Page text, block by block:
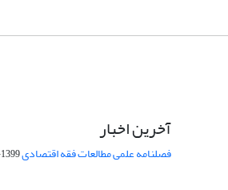
آخرین اخبار
فصلنامه علمی مطالعات فقه اقتصادی1399-11-11